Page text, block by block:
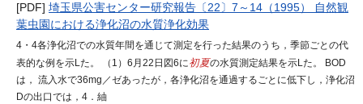
[PDF] 埼玉県公害センター研究報告〔22〕7～14（1995） 自然観
葉虫園における浄化沼の水質浄化効果
4・4各浄化沼での水質年間を通じて測定を行った結果のうち，季節ごとの代
表的な例を示Lた。 （1）6月22日図6に初夏の水質測定結果を示Lた。 BOD
は， 流入水で36mg／ゼあったが，各浄化沼を通過するごとに低下し，浄化沼
Dの出口では，4．紬